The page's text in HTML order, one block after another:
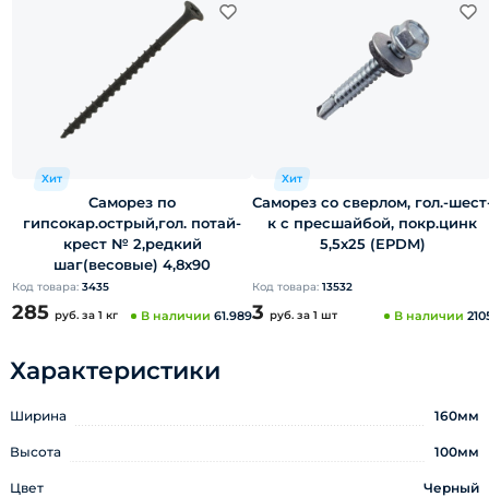
Хит
Саморез по
гипсокар.острый,гол. потай-
крест № 2,редкий
шаг(весовые) 4,8х90
Код товара: 3435
285 руб. за 1 кг В наличии 61.989
Хит
Саморез со сверлом, гол.-
к с пресшайбой, покр.цинк
5,5х25 (EPDM)
Код товара: 13532
3 руб. за 1 шт В наличии
Характеристики
Ширина 160мм
Высота 100мм
Цвет Черный